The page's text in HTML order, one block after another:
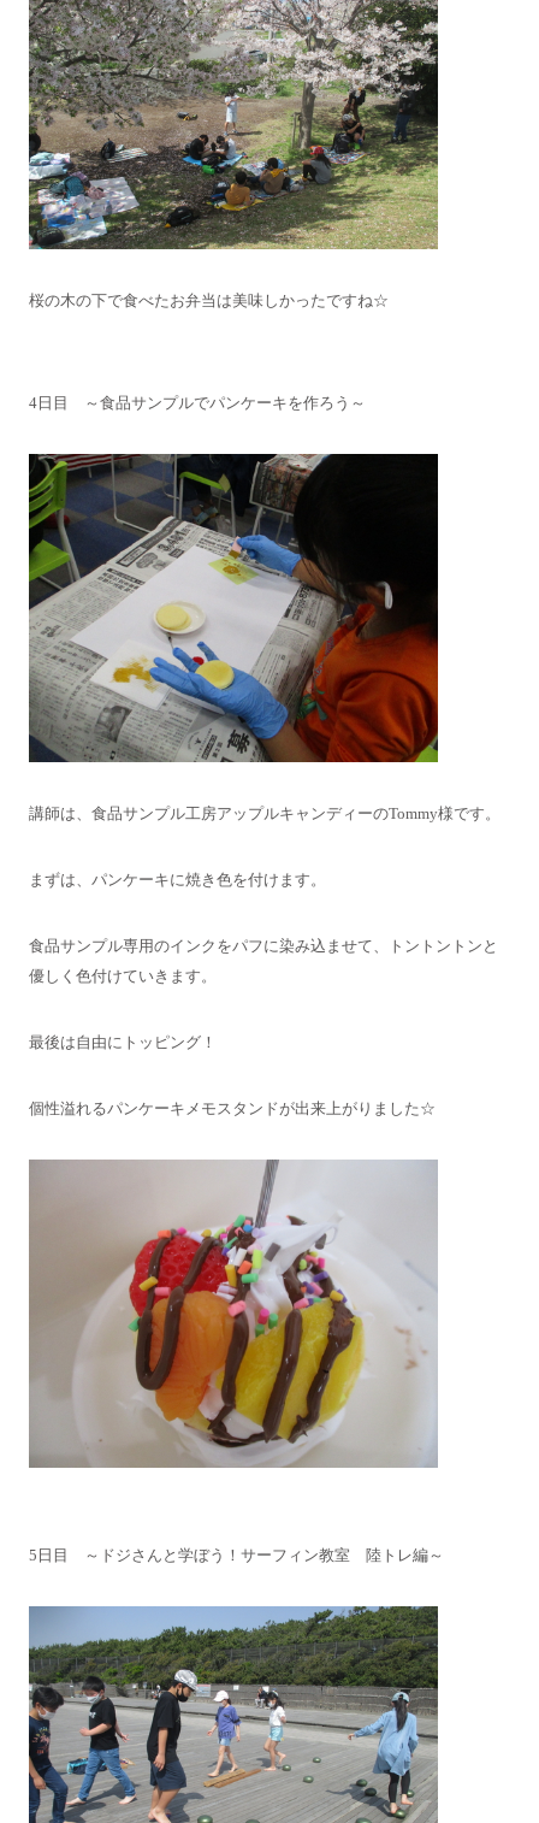
桜の木の下で食べたお弁当は美味しかったですね☆
4日目 ～食品サンプルでパンケーキを作ろう～
講師は、食品サンプル工房アップルキャンディーのTommy様です。
まずは、パンケーキに焼き色を付けます。
食品サンプル専用のインクをパフに染み込ませて、トントントンと
優しく色付けていきます。
最後は自由にトッピング！
個性溢れるパンケーキメモスタンドが出来上がりました☆
5日目 ～ドジさんと学ぼう！サーフィン教室 陸トレ編～